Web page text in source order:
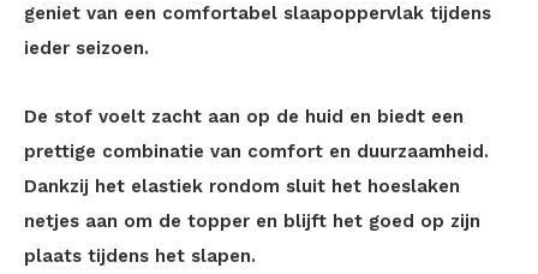
geniet van een comfortabel slaapoppervlak tijdens
ieder seizoen.
De stof voelt zacht aan op de huid en biedt een
prettige combinatie van comfort en duurzaamheid.
Dankzij het elastiek rondom sluit het hoeslaken
netjes aan om de topper en blijft het goed op zijn
plaats tijdens het slapen.